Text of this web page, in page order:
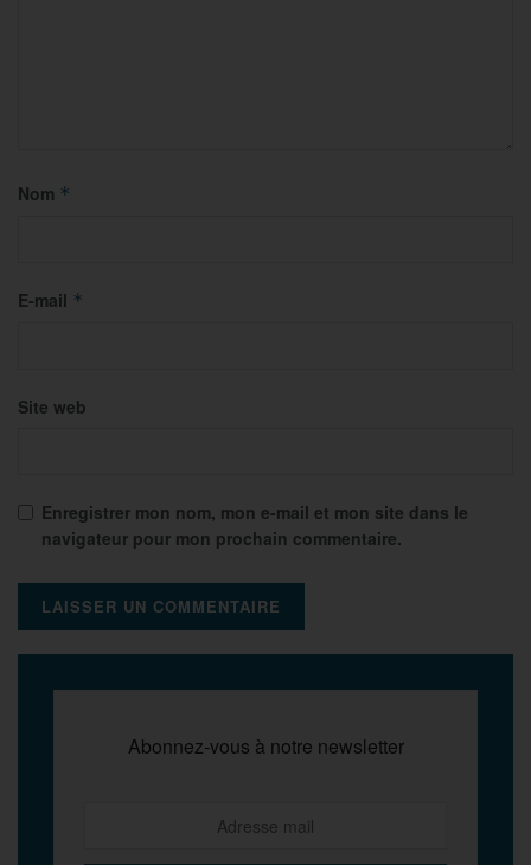
Nom *
E-mail *
Site web
Enregistrer mon nom, mon e-mail et mon site dans le
navigateur pour mon prochain commentaire.
Abonnez-vous à notre newsletter